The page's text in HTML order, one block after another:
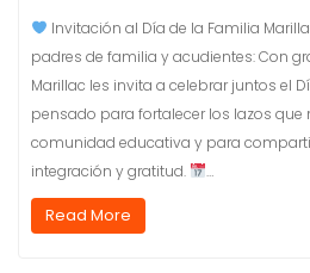
Invitación al Día de la Familia
padres de familia y acudientes: Con
Marillac les invita a celebrar juntos el
pensado para fortalecer los lazos que
comunidad educativa y para
integración y gratitud.
…
Read More